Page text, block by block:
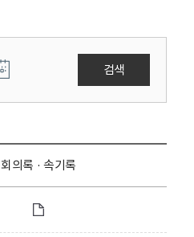
검색
회의록 · 속기록